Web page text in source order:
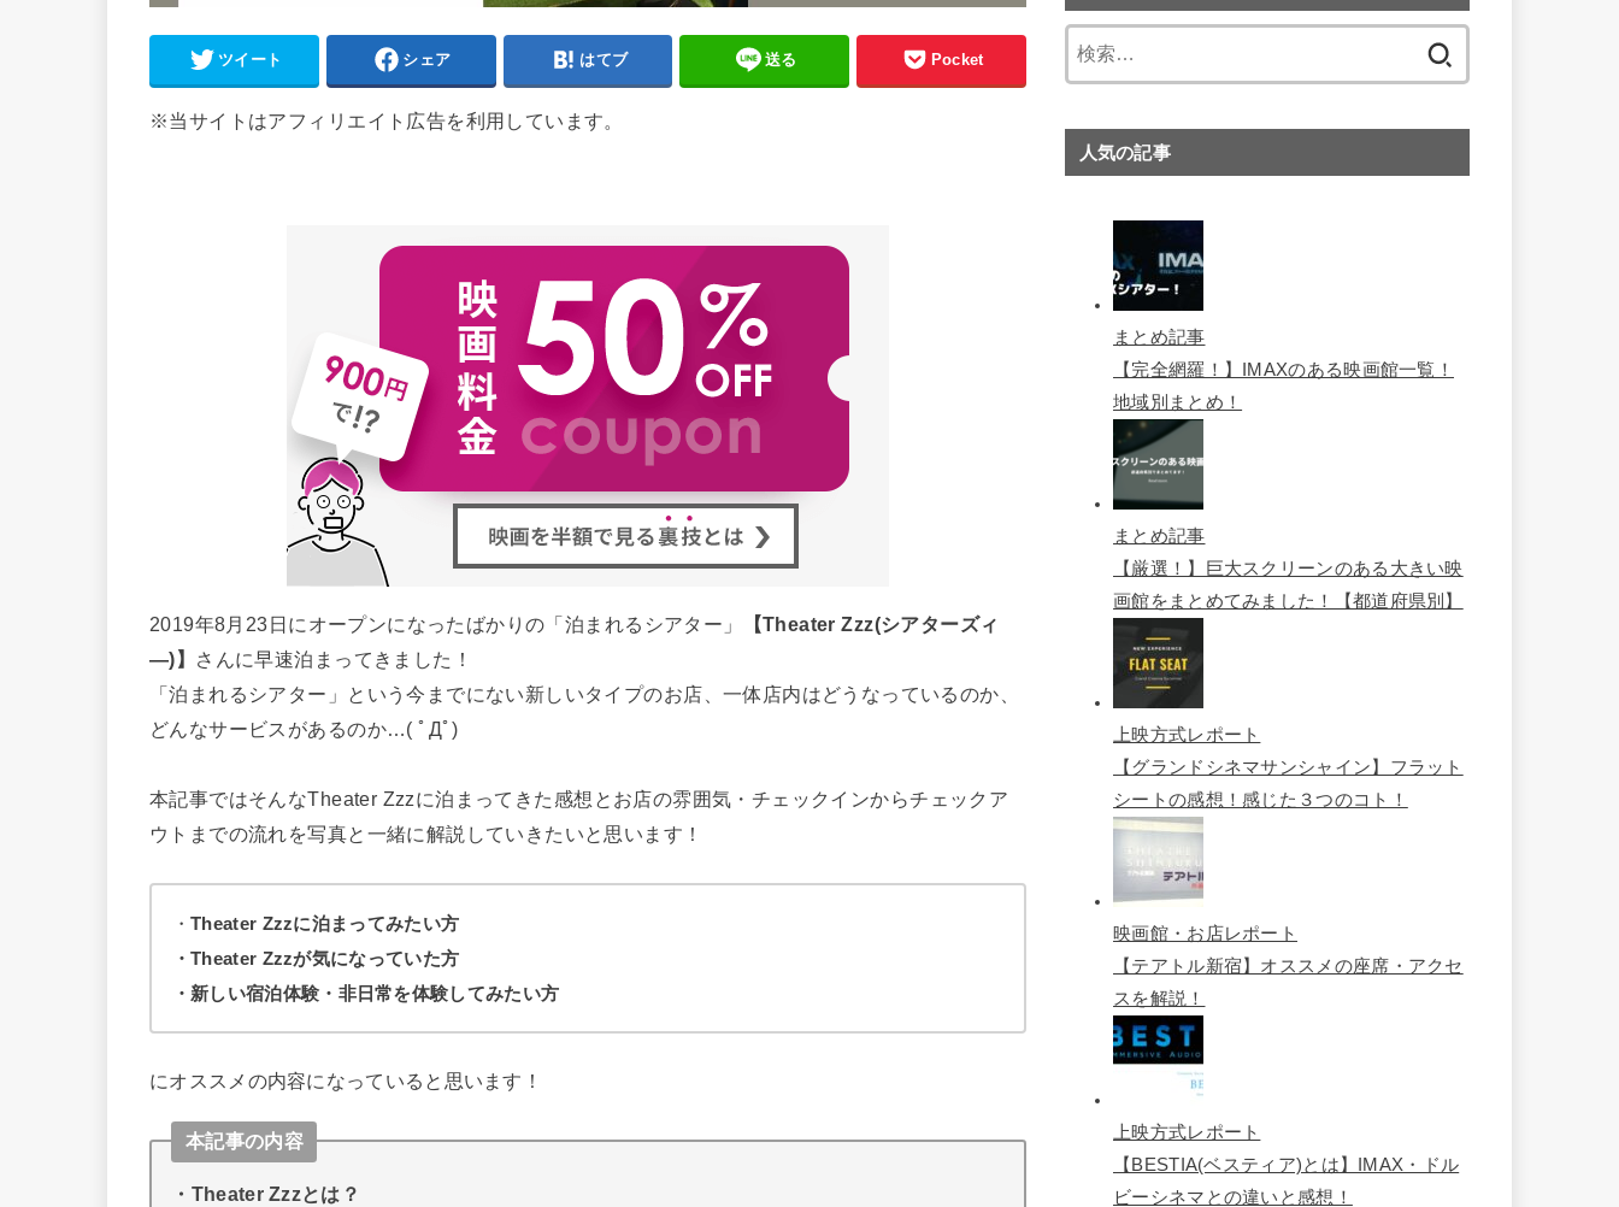
ツイート シェア はてブ 送る Pocket
※当サイトはアフィリエイト広告を利用しています。
2019年8月23日にオープンになったばかりの「泊まれるシアター」
【Theater Zzz(シアターズィ
―)】 さんに早速泊まってきました！
「泊まれるシアター」という今までにない新しいタイプのお店、一体店内はどうなっているのか、
どんなサービスがあるのか…( ﾟДﾟ)
本記事ではそんなTheater Zzzに泊まってきた感想とお店の雰囲気・チェックインからチェックア
ウトまでの流れを写真と一緒に解説していきたいと思います！
・Theater Zzzに泊まってみたい方
・Theater Zzzが気になっていた方
・新しい宿泊体験・非日常を体験してみたい方
にオススメの内容になっていると思います！
本記事の内容
・Theater Zzzとは？
人気の記事